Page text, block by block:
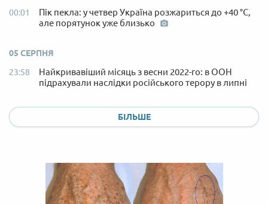
00:01
Пік пекла: у четвер Україна розжариться до +40 °C,
але порятунок уже близько
05 СЕРПНЯ
23:58
Найкривавіший місяць з весни 2022-го: в ООН
підрахували наслідки російського терору в липні
БІЛЬШЕ